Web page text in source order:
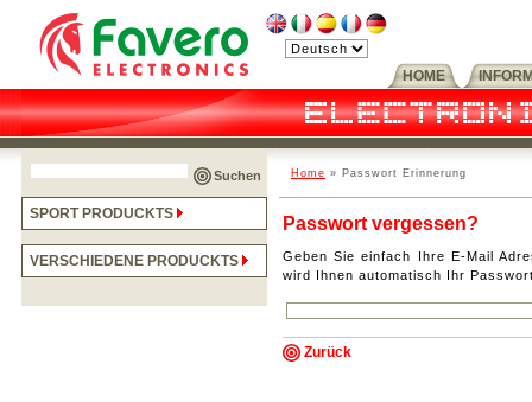
HOME
Home » Passwort Erinnerung
Passwort vergessen?
Geben Sie einfach Ihre E-Mail
wird Ihnen automatisch Ihr
Zurück
Suchen
SPORT PRODUCKTS
VERSCHIEDENE PRODUCKTS